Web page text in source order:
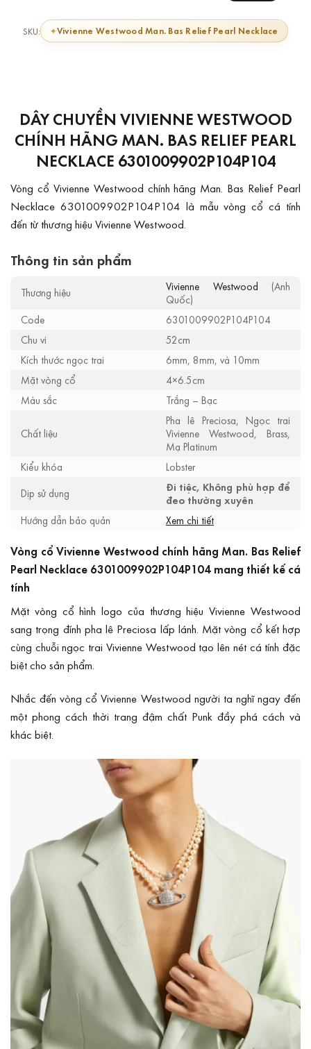
SKU: Vivienne Westwood Man. Bas Relief Pearl Necklace
DÂY CHUYỀN VIVIENNE WESTWOOD
CHÍNH HÃNG MAN. BAS RELIEF PEARL
NECKLACE 6301009902P104P104
Vòng cổ Vivienne Westwood chính hãng Man. Bas Relief Pearl
Necklace 6301009902P104P104 là mẫu vòng cổ cá tính
đến từ thương hiệu Vivienne Westwood.
Thông tin sản phẩm
Thương hiệu Vivienne Westwood (Anh
Quốc)
Code
6301009902P104P104
Chu vi
52cm
Kích thước ngọc trai
6mm, 8mm, và 10mm
Mặt vòng cổ
4×6.5cm
Màu sắc
Trắng – Bạc
Chất liệu
Pha lê Preciosa, Ngọc trai
Vivienne Westwood, Brass,
Mạ Platinum
Kiểu khóa
Lobster
Dịp sử dụng
Đi tiệc, Không phù hợp để
đeo thường xuyên
Hướng dẫn bảo quản
Xem chi tiết
Vòng cổ Vivienne Westwood chính hãng Man. Bas Relief
Pearl Necklace 6301009902P104P104 mang thiết kế cá
tính
Mặt vòng cổ hình logo của thương hiệu Vivienne Westwood
sang trọng đính pha lê Preciosa lấp lánh. Mặt vòng cổ kết hợp
cùng chuỗi ngọc trai Vivienne Westwood tạo lên nét cá tính đặc
biệt cho sản phẩm.
Nhắc đến vòng cổ Vivienne Westwood người ta nghĩ ngay đến
một phong cách thời trang đậm chất Punk đầy phá cách và
khác biệt.